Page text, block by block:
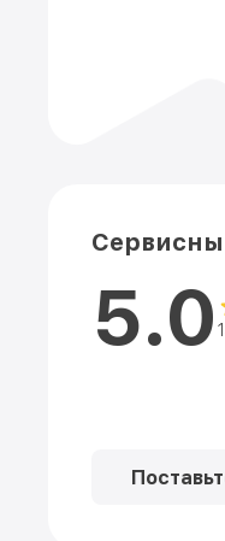
5.0